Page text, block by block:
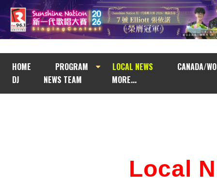
HOME PROGRAM LOCAL NEWS
CANADA/
DJ
NEWS TEAM MORE...
Local